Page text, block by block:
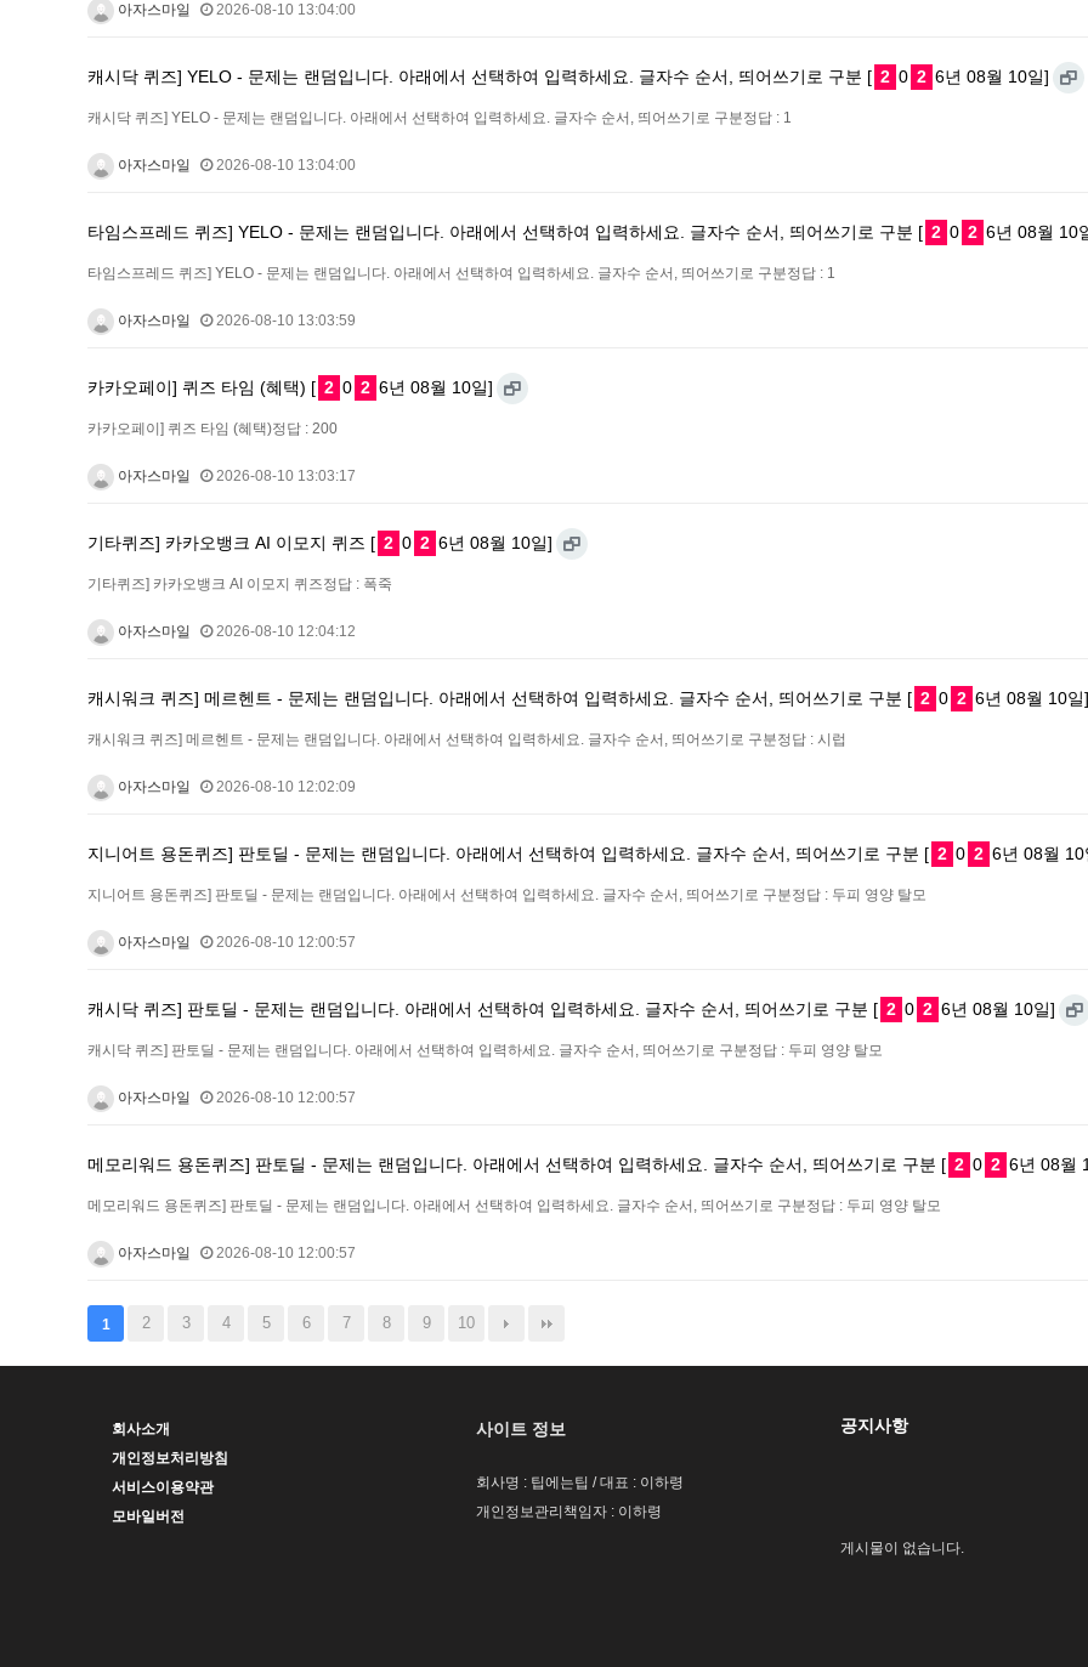
아자스마일 2026-08-10 13:04:00
캐시닥 퀴즈] YELO - 문제는 랜덤입니다. 아래에서 선택하여 입력하세요. 글자수 순서, 띄어쓰기로 구분 [ 2 0 2 6년 08월 10일]
캐시닥 퀴즈] YELO - 문제는 랜덤입니다. 아래에서 선택하여 입력하세요. 글자수 순서, 띄어쓰기로 구분정답 : 1
아자스마일 2026-08-10 13:04:00
타임스프레드 퀴즈] YELO - 문제는 랜덤입니다. 아래에서 선택하여 입력하세요. 글자수 순서, 띄어쓰기로 구분 [ 2 0 2 6년 08월 10
타임스프레드 퀴즈] YELO - 문제는 랜덤입니다. 아래에서 선택하여 입력하세요. 글자수 순서, 띄어쓰기로 구분정답 : 1
아자스마일 2026-08-10 13:03:59
카카오페이] 퀴즈 타임 (혜택) [ 2 0 2 6년 08월 10일]
카카오페이] 퀴즈 타임 (혜택)정답 : 200
아자스마일 2026-08-10 13:03:17
기타퀴즈] 카카오뱅크 AI 이모지 퀴즈 [ 2 0 2 6년 08월 10일]
기타퀴즈] 카카오뱅크 AI 이모지 퀴즈정답 : 폭죽
아자스마일 2026-08-10 12:04:12
캐시워크 퀴즈] 메르헨트 - 문제는 랜덤입니다. 아래에서 선택하여 입력하세요. 글자수 순서, 띄어쓰기로 구분 [ 2 0 2 6년 08월 10일]
캐시워크 퀴즈] 메르헨트 - 문제는 랜덤입니다. 아래에서 선택하여 입력하세요. 글자수 순서, 띄어쓰기로 구분정답 : 시럽
아자스마일 2026-08-10 12:02:09
지니어트 용돈퀴즈] 판토딜 - 문제는 랜덤입니다. 아래에서 선택하여 입력하세요. 글자수 순서, 띄어쓰기로 구분 [ 2 0 2 6년 08월 10
지니어트 용돈퀴즈] 판토딜 - 문제는 랜덤입니다. 아래에서 선택하여 입력하세요. 글자수 순서, 띄어쓰기로 구분정답 : 두피 영양 탈모
아자스마일 2026-08-10 12:00:57
캐시닥 퀴즈] 판토딜 - 문제는 랜덤입니다. 아래에서 선택하여 입력하세요. 글자수 순서, 띄어쓰기로 구분 [ 2 0 2 6년 08월 10일]
캐시닥 퀴즈] 판토딜 - 문제는 랜덤입니다. 아래에서 선택하여 입력하세요. 글자수 순서, 띄어쓰기로 구분정답 : 두피 영양 탈모
아자스마일 2026-08-10 12:00:57
메모리워드 용돈퀴즈] 판토딜 - 문제는 랜덤입니다. 아래에서 선택하여 입력하세요. 글자수 순서, 띄어쓰기로 구분 [ 2 0 2 6년 08월
메모리워드 용돈퀴즈] 판토딜 - 문제는 랜덤입니다. 아래에서 선택하여 입력하세요. 글자수 순서, 띄어쓰기로 구분정답 : 두피 영양 탈모
아자스마일 2026-08-10 12:00:57
1 2 3 4 5 6 7 8 9 10
회사소개
개인정보처리방침
서비스이용약관
모바일버전
사이트 정보
회사명 : 팁에는팁 / 대표 : 이하령
개인정보관리책임자 : 이하령
공지사항
게시물이 없습니다.